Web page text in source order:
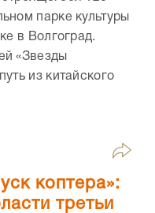
парке культуры
в Волгоград.
«Звезды
из китайского
коптера»:
третьи